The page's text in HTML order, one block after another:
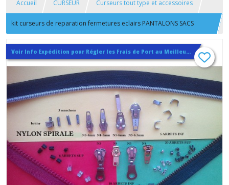
Accueil CURSEUR Curseurs tout type et accessoires
kit curseurs de reparation fermetures eclairs PANTALONS SACS
HOUSSES curseur fermeture eclair
Voir Info Expédition pour Régler les Frais de Port au Meilleur Prix , En haut d'ecran à Droite